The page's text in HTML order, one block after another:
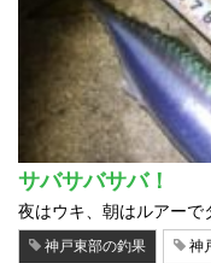
サバサバサバ！
夜はウキ、朝はルアーで
神戸東部の釣果 神